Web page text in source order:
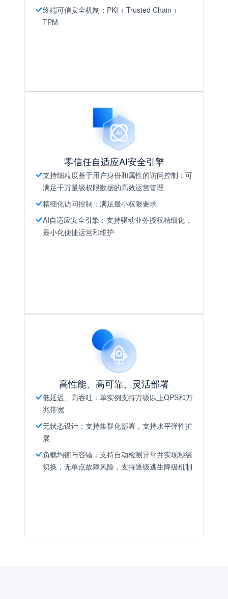
终端可信安全机制：PKI + Trusted Chain +
TPM
零信任自适应AI安全引擎
支持细粒度基于用户身份和属性的访问控制：可
满足千万量级权限数据的高效运营管理
精细化访问控制：满足最小权限要求
AI自适应安全引擎：支持驱动业务授权精细化，
最小化便捷运营和维护
高性能、高可靠、灵活部署
低延迟、高吞吐：单实例支持万级以上QPS和万
兆带宽
无状态设计：支持集群化部署，支持水平弹性扩
展
负载均衡与容错：支持自动检测异常并实现秒级
切换，无单点故障风险，支持逐级逃生降级机制